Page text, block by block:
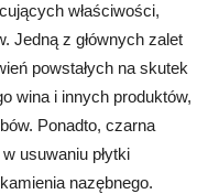
właściwości,
Jedną z głównych zalet
powstałych na skutek
wina i innych produktów,
Ponadto, czarna
usuwaniu płytki
nazębnego.